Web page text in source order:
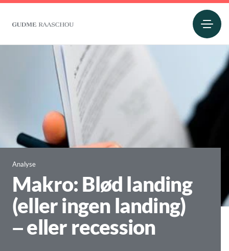
Analyse
Makro: Blød landing
(eller ingen landing)
– eller recession